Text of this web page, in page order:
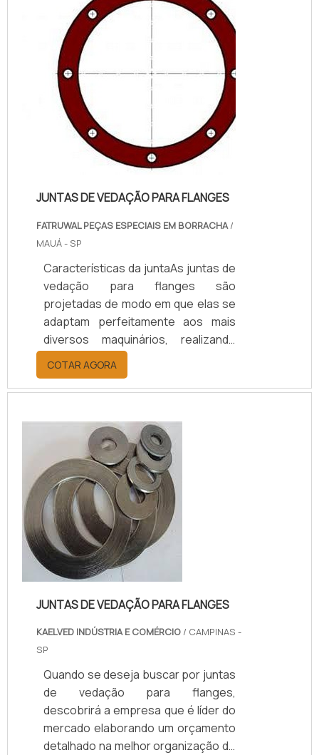
sistemas de vedação em muitos
mecanismos industriais, pois os
acessórios de vedação unem as
partes das tubulações e auxil...
JUNTAS DE VEDAÇÃO PARA FLANGES
FATRUWAL PEÇAS ESPECIAIS EM BORRACHA /
MAUÁ - SP
Características da juntaAs juntas de
vedação para flanges são
projetadas de modo em que elas se
adaptam perfeitamente aos mais
diversos maquinários, realizando
uma vedação hermética muito mais
segura, econômica e
prática.Preenchem as imperfeições
grande pressão, mesmo sendo
apertada firmemente contra as
superfícies físicas dos flanges. Elas
podem ser produzidas com face
com ressalto, plano ou
lisa.Aplicaçã...
COTAR AGORA
JUNTAS DE VEDAÇÃO PARA FLANGES
KAELVED INDÚSTRIA E COMÉRCIO / CAMPINAS -
SP
Quando se deseja buscar por juntas
de vedação para flanges,
descobrirá a empresa que é líder do
mercado elaborando um orçamento
detalhado na melhor organização do